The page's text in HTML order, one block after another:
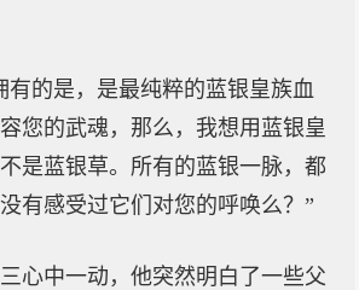
有的是，是最纯粹的蓝银皇族血
您的武魂，那么，我想用蓝银皇
是蓝银草。所有的蓝银一脉，都
有感受过它们对您的呼唤么？”
心中一动，他突然明白了一些父